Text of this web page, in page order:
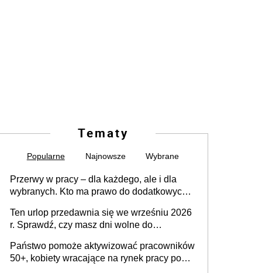
Tematy
Popularne Najnowsze Wybrane
Przerwy w pracy – dla każdego, ale i dla
wybranych. Kto ma prawo do dodatkowych
Ten urlop przedawnia się we wrześniu 2026
r. Sprawdź, czy masz dni wolne do
Państwo pomoże aktywizować pracowników
50+, kobiety wracające na rynek pracy po